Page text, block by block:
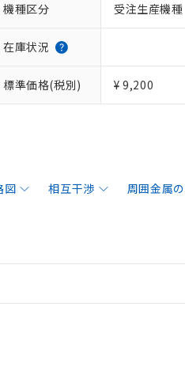
機種区分 受注生産機種
在庫状況
標準価格(税別) ¥ 9,200
図 相互干渉 周囲金属